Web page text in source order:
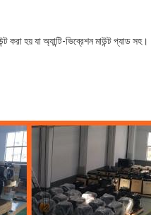
করা হয় যা অ্যান্টি-ভিব্রেশন মাউন্ট প্যাড সহ।